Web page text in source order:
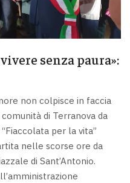
senza paura»:
non colpisce in faccia
di Terranova da
per la vita”
nelle scorse ore da
di Sant’Antonio.